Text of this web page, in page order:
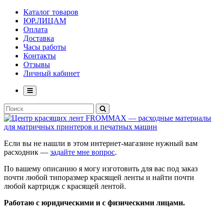
Каталог товаров
ЮР.ЛИЦАМ
Оплата
Доставка
Часы работы
Контакты
Отзывы
Личный кабинет
Если вы не нашли в этом интернет-магазине нужный вам
расходник — задайте мне вопрос.
По вашему описанию я могу изготовить для вас под заказ
почти любой типоразмер красящей ленты и найти почти
любой картридж с красящей лентой.
Работаю с юридическими и с физическими лицами.